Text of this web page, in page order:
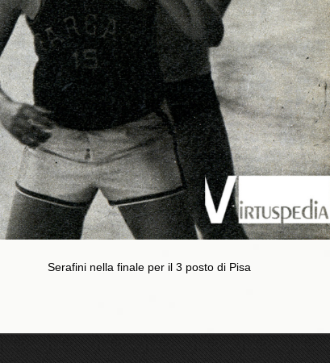
Serafini nella finale per il 3 posto di Pisa